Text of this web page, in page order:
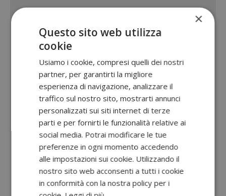
×
Questo sito web utilizza
cookie
Usiamo i cookie, compresi quelli dei nostri
partner, per garantirti la migliore
esperienza di navigazione, analizzare il
traffico sul nostro sito, mostrarti annunci
personalizzati sui siti internet di terze
parti e per fornirti le funzionalità relative ai
social media. Potrai modificare le tue
preferenze in ogni momento accedendo
alle impostazioni sui cookie. Utilizzando il
nostro sito web acconsenti a tutti i cookie
in conformità con la nostra policy per i